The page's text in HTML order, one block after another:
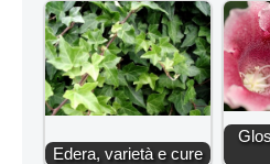
Edera, varietà e cure